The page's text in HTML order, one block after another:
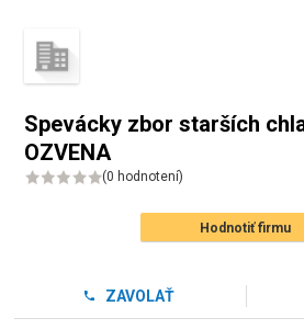
Spevácky zbor starších
OZVENA
(0 hodnotení)
Hodnotiť firmu
ZAVOLAŤ